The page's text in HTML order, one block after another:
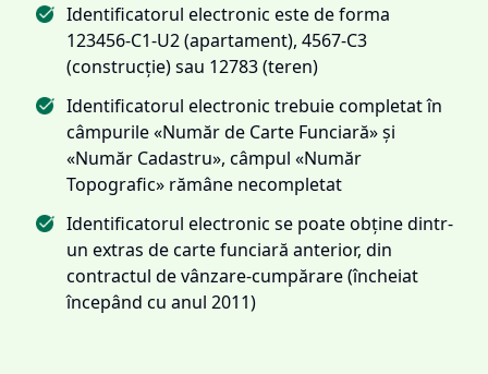
Identificatorul electronic este de forma
123456-C1-U2 (apartament), 4567-C3
(construcție) sau 12783 (teren)
Identificatorul electronic trebuie completat în
câmpurile «Număr de Carte Funciară» și
«Număr Cadastru», câmpul «Număr
Topografic» rămâne necompletat
Identificatorul electronic se poate obține dintr-
un extras de carte funciară anterior, din
contractul de vânzare-cumpărare (încheiat
începând cu anul 2011)